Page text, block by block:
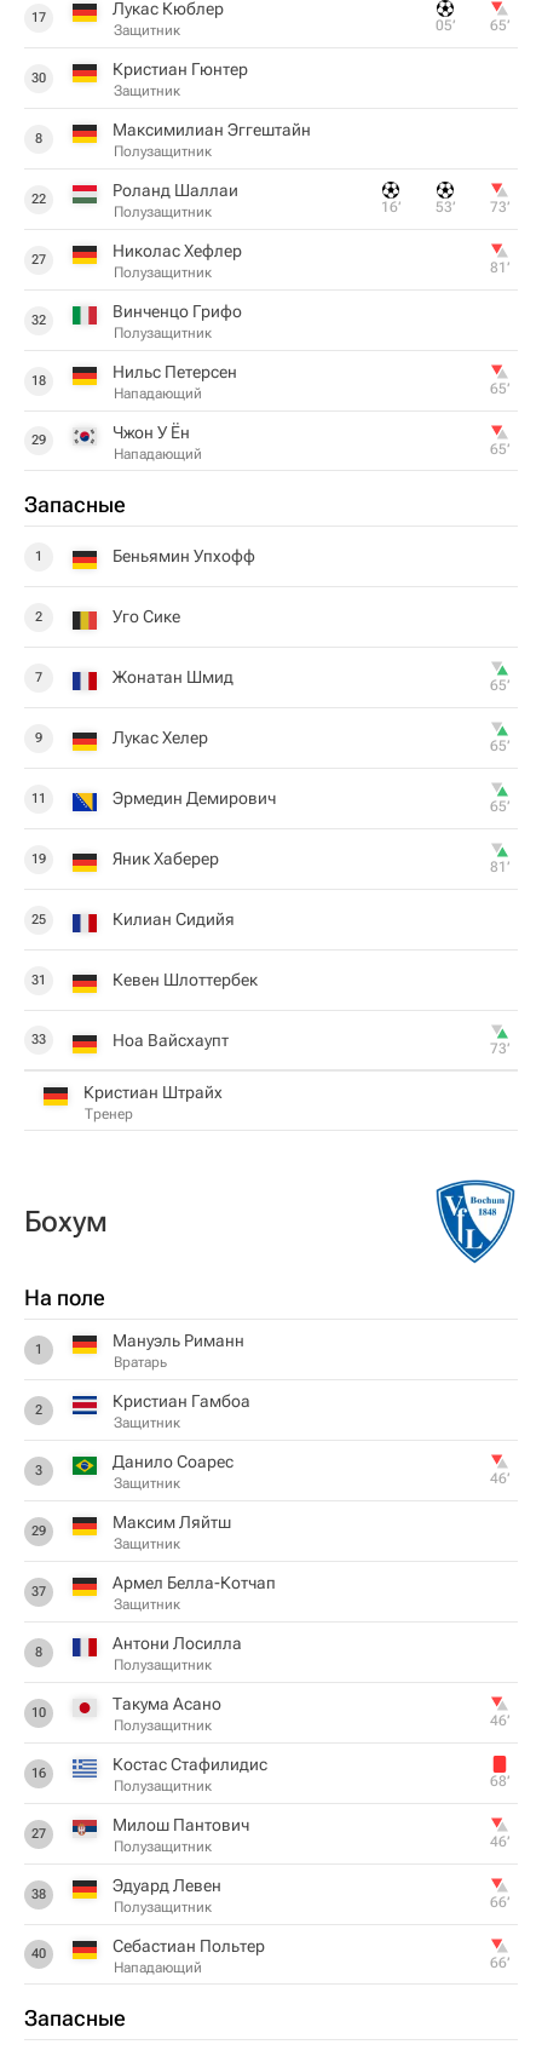
17 Лукас Кюблер
Защитник 05‎’‎ 65‎’‎
30 Кристиан Гюнтер
Защитник
8 Максимилиан Эггештайн
Полузащитник
22 Роланд Шаллаи
Полузащитник 16‎’‎ 53‎’‎ 73‎’‎
27 Николас Хефлер
Полузащитник 81‎’‎
32 Винченцо Грифо
Полузащитник
18 Нильс Петерсен
Нападающий 65‎’‎
29 Чжон У Ён
Нападающий 65‎’‎
Запасные
1 Беньямин Упхофф
2 Уго Сике
7 Жонатан Шмид 65‎’‎
9 Лукас Хелер 65‎’‎
11 Эрмедин Демирович 65‎’‎
19 Яник Хаберер 81‎’‎
25 Килиан Сидийя
31 Кевен Шлоттербек
33 Ноа Вайсхаупт 73‎’‎
Кристиан Штрайх
Тренер
Бохум
На поле
1 Мануэль Риманн
Вратарь
2 Кристиан Гамбоа
Защитник
3 Данило Соарес
Защитник 46‎’‎
29 Максим Ляйтш
Защитник
37 Армел Белла-Котчап
Защитник
8 Антони Лосилла
Полузащитник
10 Такума Асано
Полузащитник 46‎’‎
16 Костас Стафилидис
Полузащитник 68‎’‎
27 Милош Пантович
Полузащитник 46‎’‎
38 Эдуард Левен
Полузащитник 66‎’‎
40 Себастиан Польтер
Нападающий 66‎’‎
Запасные